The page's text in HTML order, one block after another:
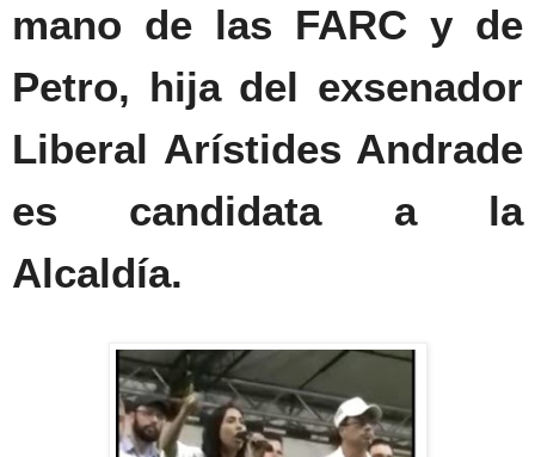
mano de las FARC y de
Petro, hija del exsenador
Liberal Arístides Andrade
es candidata a la
Alcaldía.